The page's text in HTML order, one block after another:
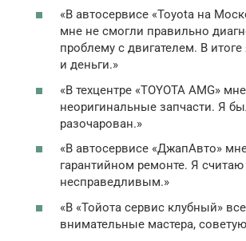
«В автосервисе «Toyota на
мне не смогли правильно
проблему с двигателем. В
и деньги.»
«В техцентре «TOYOTA AMG»
неоригинальные запчасти. Я
разочарован.»
«В автосервисе «ДжапАвто»
гарантийном ремонте. Я считаю
несправедливым.»
«В «Тойота сервис клубный»
внимательные мастера,